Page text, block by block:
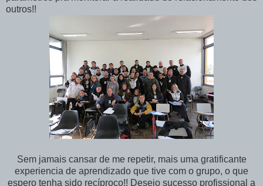
outros!!
Sem jamais cansar de me repetir, mais uma gratificante
experiencia de aprendizado que tive com o grupo, o que
espero tenha sido recíproco!! Desejo sucesso profissional a